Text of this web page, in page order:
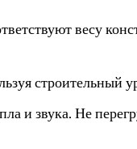
весу
строительный
и звука. Не